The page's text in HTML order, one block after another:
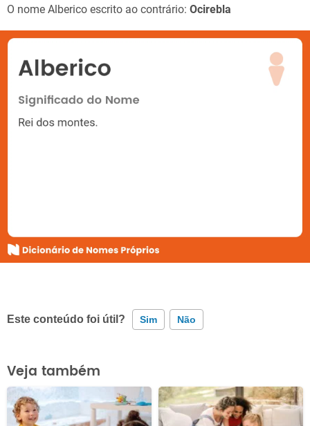
O nome Alberico escrito ao contrário: Ocirebla
Este conteúdo foi útil? Sim Não
Este conteúdo contém informação incorreta
Este conteúdo não tem a informação que procuro
Outro
Veja também